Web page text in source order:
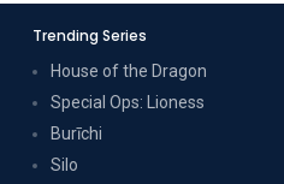
Trending Series
House of the Dragon
Special Ops: Lioness
Burīchi
Silo